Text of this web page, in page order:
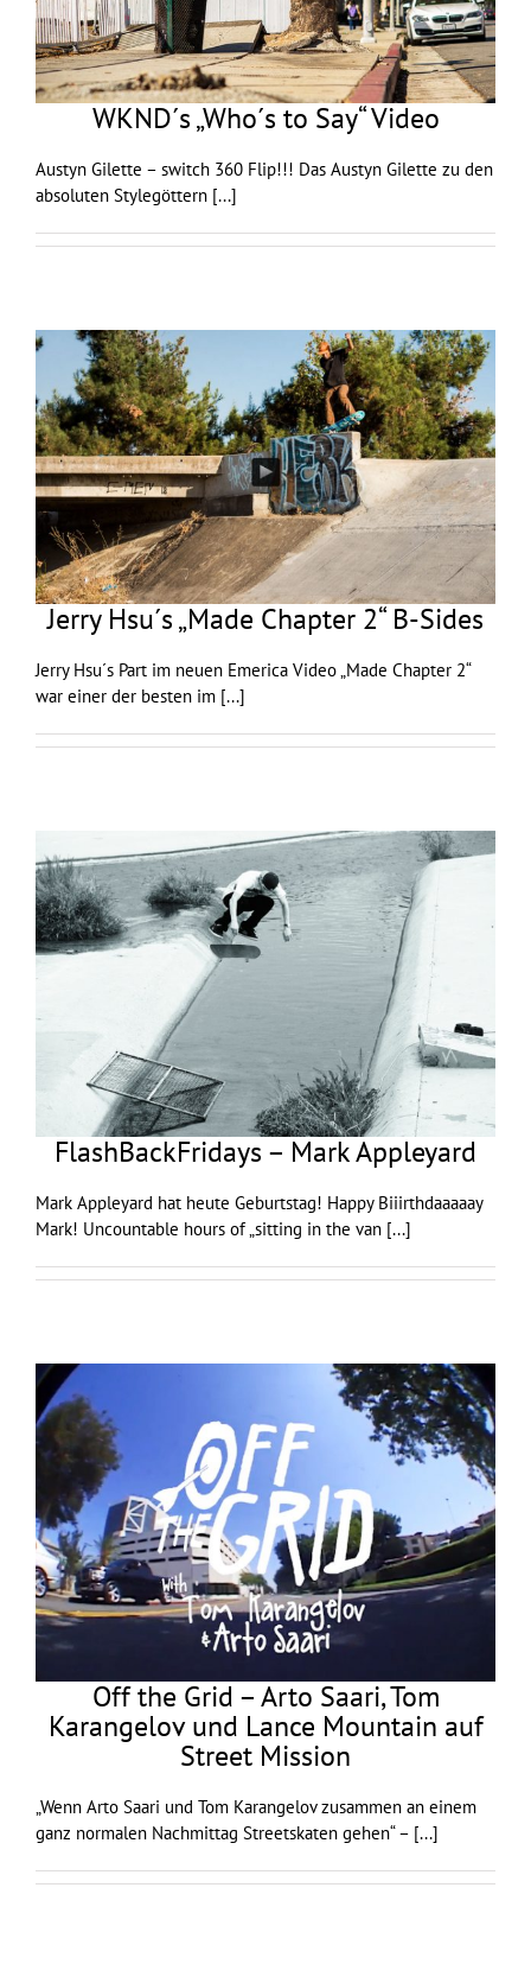
WKND´s „Who´s to Say“ Video
Austyn Gilette – switch 360 Flip!!! Das Austyn Gilette zu den
absoluten Stylegöttern [...]
Jerry Hsu´s „Made Chapter 2“ B-Sides
Jerry Hsu´s Part im neuen Emerica Video „Made Chapter 2“
war einer der besten im [...]
FlashBackFridays – Mark Appleyard
Mark Appleyard hat heute Geburtstag! Happy Biiirthdaaaaay
Mark! Uncountable hours of „sitting in the van [...]
Off the Grid – Arto Saari, Tom
Karangelov und Lance Mountain auf
Street Mission
„Wenn Arto Saari und Tom Karangelov zusammen an einem
ganz normalen Nachmittag Streetskaten gehen“ – [...]